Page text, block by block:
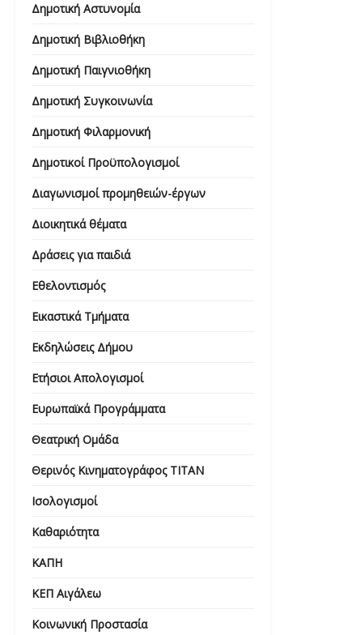
Δημοτική Αστυνομία
Δημοτική Βιβλιοθήκη
Δημοτική Παιγνιοθήκη
Δημοτική Συγκοινωνία
Δημοτική Φιλαρμονική
Δημοτικοί Προϋπολογισμοί
Διαγωνισμοί προμηθειών-έργων
Διοικητικά θέματα
Δράσεις για παιδιά
Εθελοντισμός
Εικαστικά Τμήματα
Εκδηλώσεις Δήμου
Ετήσιοι Απολογισμοί
Ευρωπαϊκά Προγράμματα
Θεατρική Ομάδα
Θερινός Κινηματογράφος ΤΙΤΑΝ
Ισολογισμοί
Καθαριότητα
ΚΑΠΗ
ΚΕΠ Αιγάλεω
Κοινωνική Προστασία